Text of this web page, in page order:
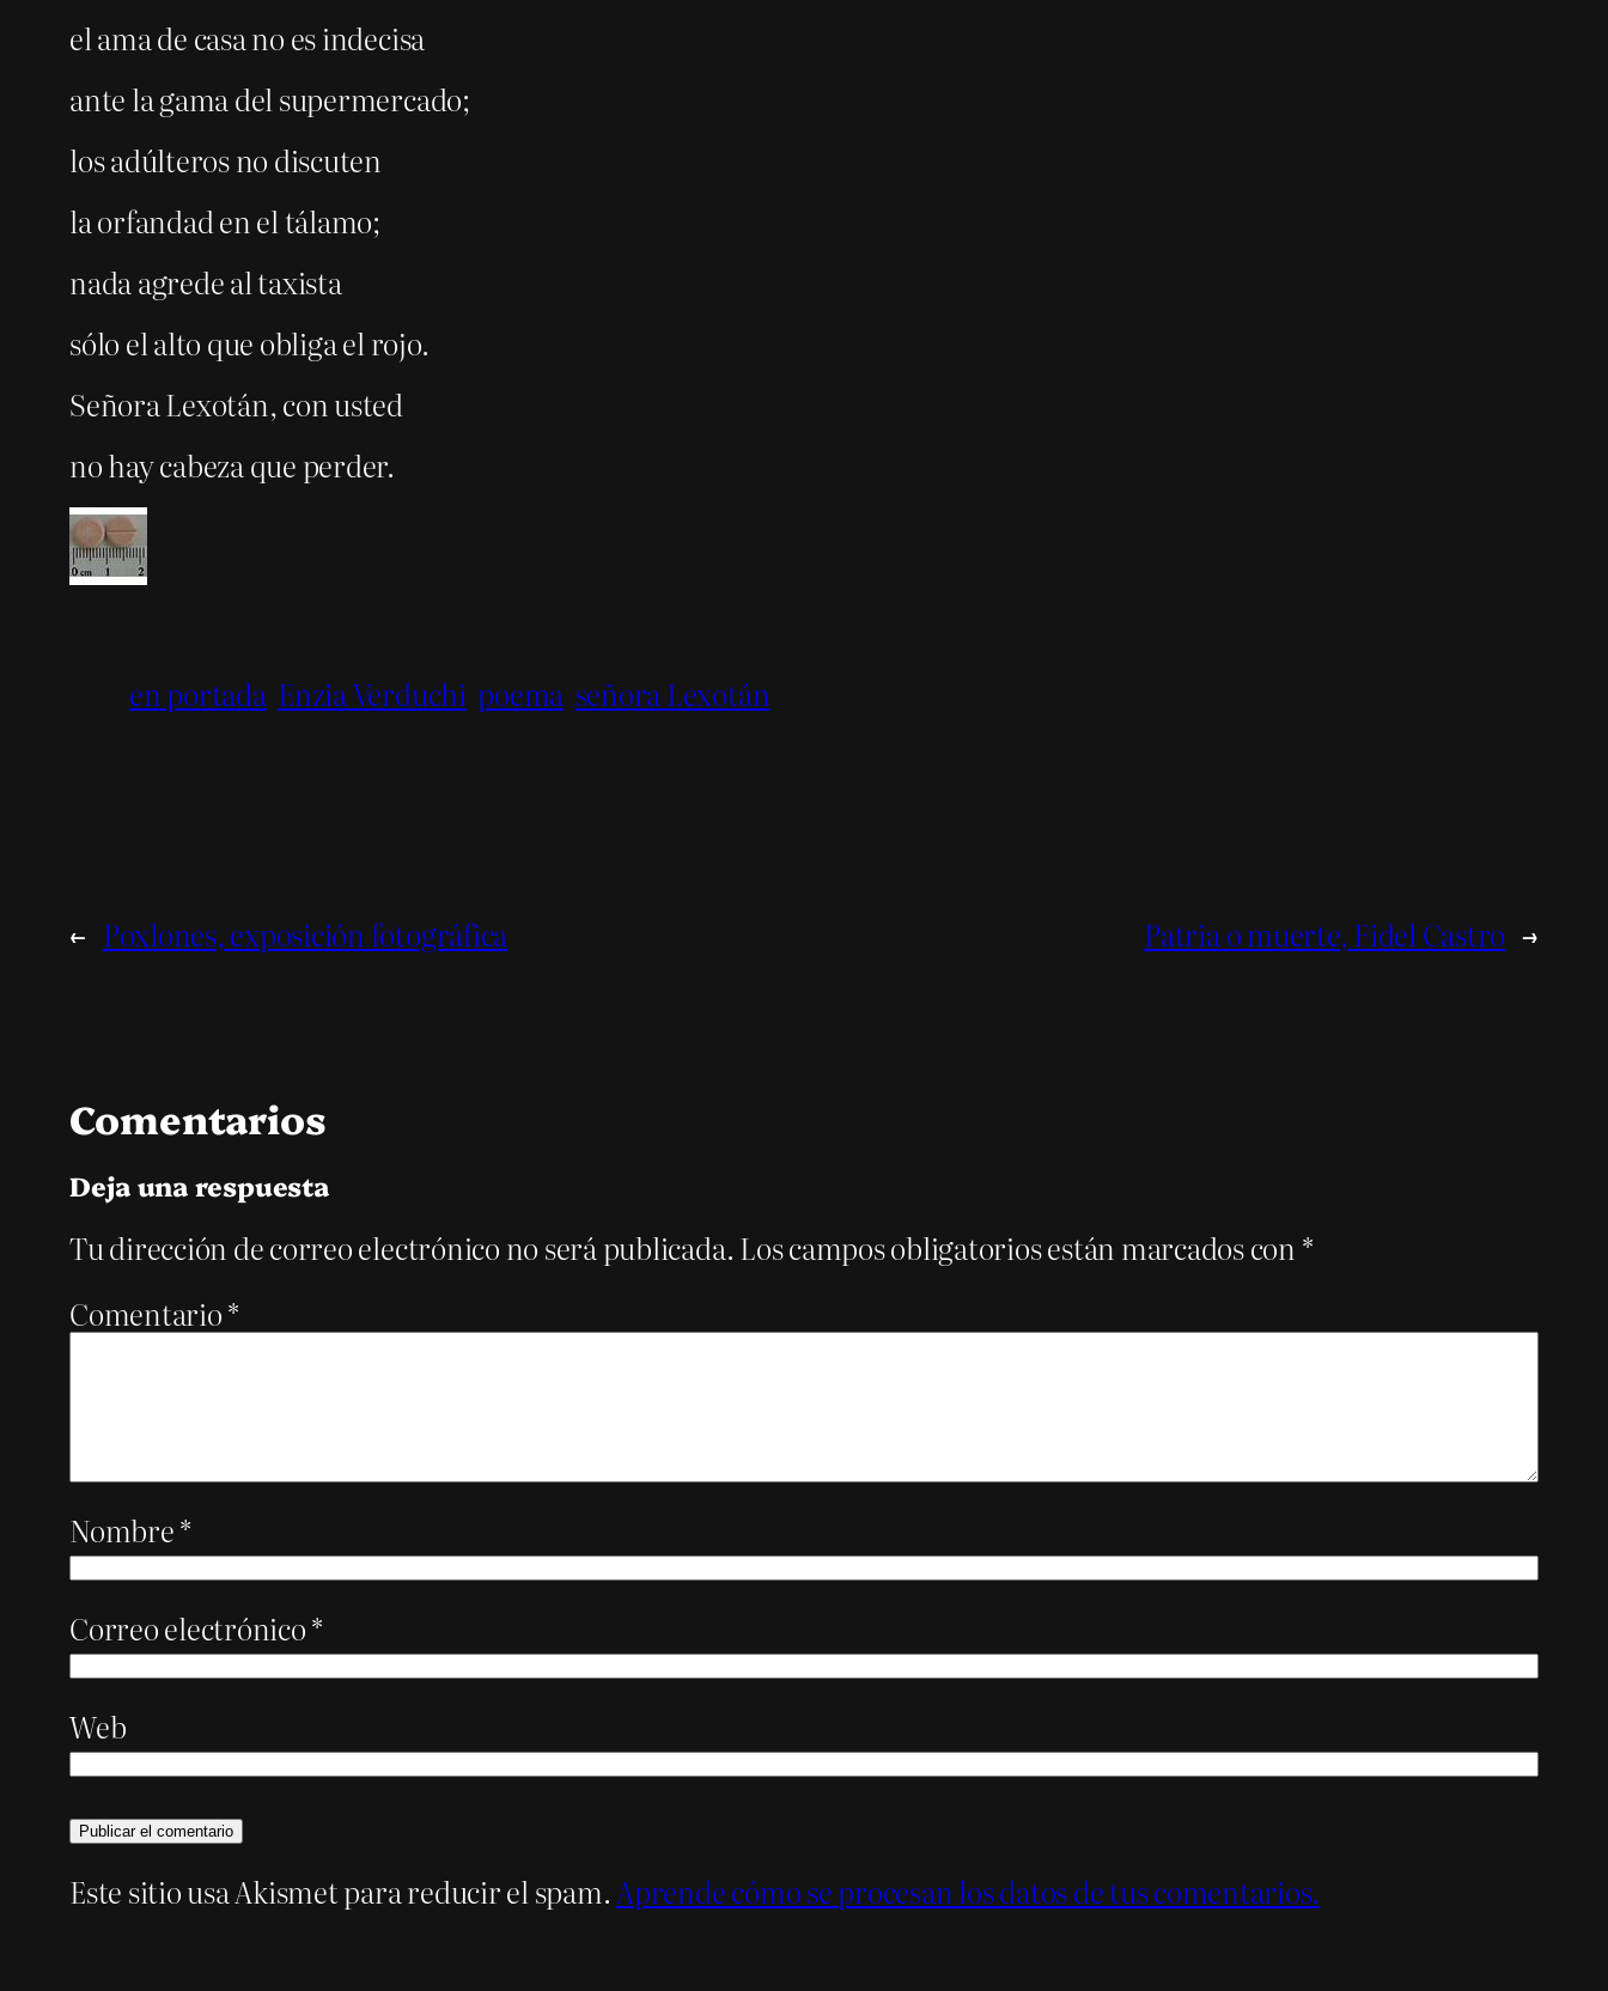
el ama de casa no es indecisa
ante la gama del supermercado;
los adúlteros no discuten
la orfandad en el tálamo;
nada agrede al taxista
sólo el alto que obliga el rojo.
Señora Lexotán, con usted
no hay cabeza que perder.
en portada Enzia Verduchi poema señora Lexotán
← Poxlones, exposición fotográfica Patria o muerte, Fidel Castro →
Comentarios
Deja una respuesta
Tu dirección de correo electrónico no será publicada. Los campos obligatorios están marcados con *
Comentario*
Nombre*
Correo electrónico*
Web
Este sitio usa Akismet para reducir el spam. Aprende cómo se procesan los datos de tus comentarios.